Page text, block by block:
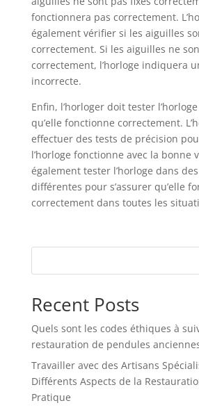
fonctionnera pas correctement.
également vérifier si les aiguilles
correctement. Si les aiguilles ne
correctement, l’horloge indiquera
incorrecte.
Enfin, l’horloger doit tester
qu’elle fonctionne correctement.
effectuer des tests de précision
l’horloge fonctionne avec la bonne
également tester l’horloge dans
différentes pour s’assurer qu’elle
correctement dans toutes les
Recent Posts
Quels sont les codes éthiques à
restauration de pendules
Travailler avec des Artisans
Différents Aspects de la
Pratique